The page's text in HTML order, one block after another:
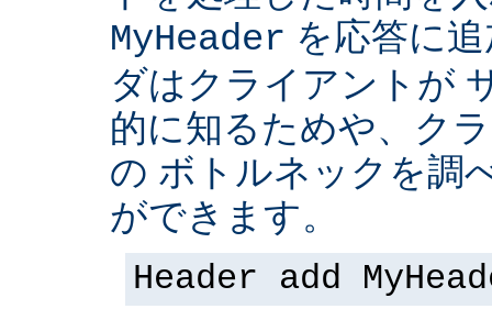
MyHeader を応答に
ダはクライアントが
的に知るためや、ク
の ボトルネックを調
ができます。
Header add